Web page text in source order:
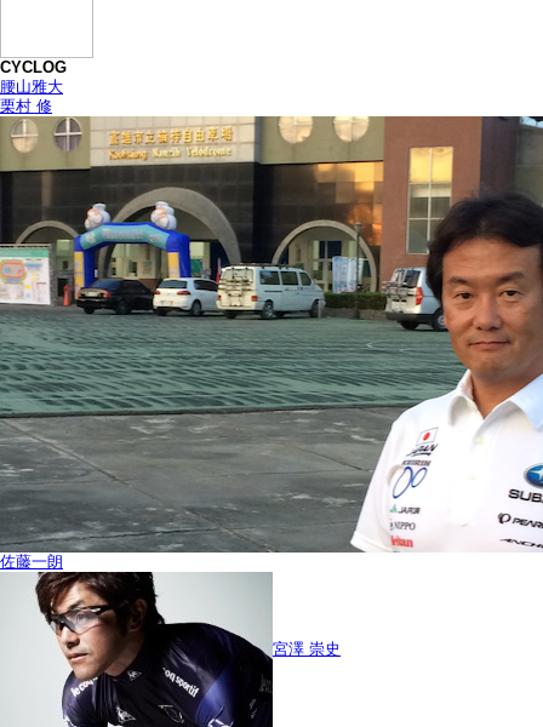
CYCLOG
腰山雅大
栗村 修
佐藤一朗
宮澤 崇史